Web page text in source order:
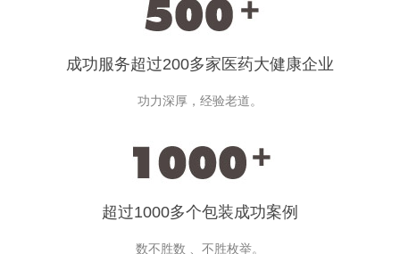
成功服务超过200多家医药大健康企业
功力深厚，经验老道。
超过1000多个包装成功案例
数不胜数 、不胜枚举。